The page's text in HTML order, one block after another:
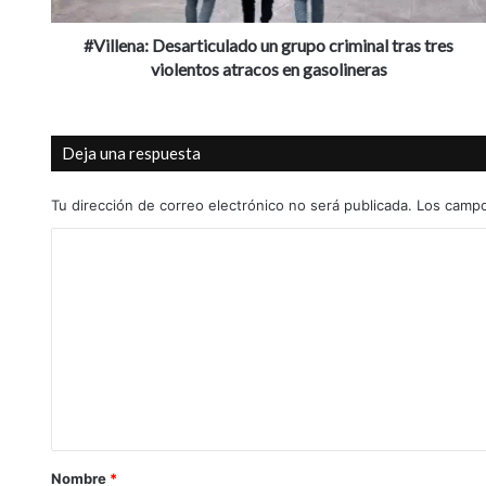
atracos
#Villena: Desarticulado un grupo criminal tras tres
violentos atracos en gasolineras
Deja una respuesta
Tu dirección de correo electrónico no será publicada. Los
rNombre *